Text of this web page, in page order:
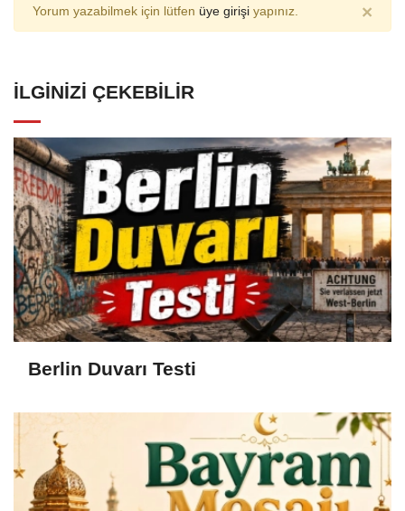
Yorum yazabilmek için lütfen üye girişi yapınız. ×
İLGINIZI ÇEKEBILIR
Berlin Duvarı Testi